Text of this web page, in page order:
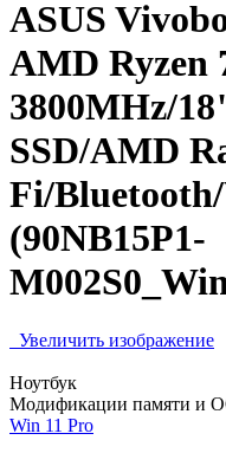
ASUS
AMD Ryzen
3800MHz/
SSD/AMD
Fi/
(90NB15P1-
Увеличить изображение
Ноутбук
Модификации памяти и
Win 11 Pro